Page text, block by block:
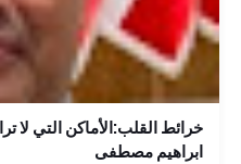
خرائط القلب:الأماكن التي لا
ابراهيم مصطفى